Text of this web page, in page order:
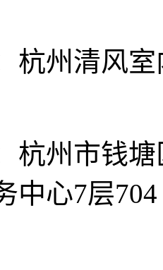
杭州清风
杭州市钱
中心7层704